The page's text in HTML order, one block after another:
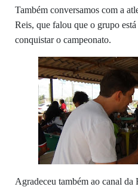
Também conversamos com a
Reis, que falou que o grupo
conquistar o campeonato.
Agradeceu também ao canal